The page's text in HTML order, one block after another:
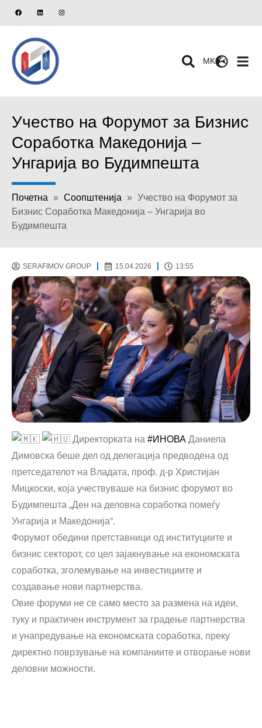
MK
Учество на Форумот за Бизнис
Соработка Македонија –
Унгарија во Будимпешта
Почетна » Соопштенија » Учество на Форумот за
Бизнис Соработка Македонија – Унгарија во
Будимпешта
SERAFIMOV GROUP 15.04.2026 13:55
Директорката на #ИНОВА Даниела
Димовска беше дел од делегација предводена од
претседателот на Владата, проф. д-р Христијан
Мицкоски, која учествуваше на бизнис форумот во
Будимпешта „Ден на деловна соработка помеѓу
Унгарија и Македонија“.
Форумот обедини претставници од институциите и
бизнис секторот, со цел зајакнување на економската
соработка, зголемување на инвестициите и
создавање нови партнерства.
Овие форуми не се само место за размена на идеи,
туку и практичен инструмент за градење партнерства
и унапредување на економската соработка, преку
директно поврзување на компаниите и отворање нови
деловни можности.